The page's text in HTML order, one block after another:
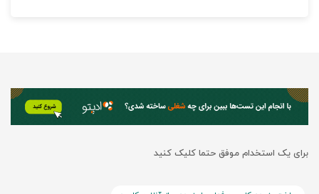
برای یک استخدام موفق حتما کلیک کنید